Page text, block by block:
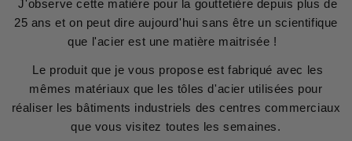
J'observe cette matière pour la gouttetière depuis plus de
25 ans et on peut dire aujourd'hui sans être un scientifique
que l'acier est une matière maitrisée !
Le produit que je vous propose est fabriqué avec les
mêmes matériaux que les tôles d'acier utilisées pour
réaliser les bâtiments industriels des centres commerciaux
que vous visitez toutes les semaines.